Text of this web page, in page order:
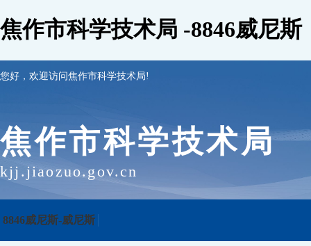
焦作市科学技术局 -8846威尼斯
您好，欢迎访问焦作市科学技术局!
焦作市科学技术局
kjj.jiaozuo.gov.cn
8846威尼斯-威尼斯